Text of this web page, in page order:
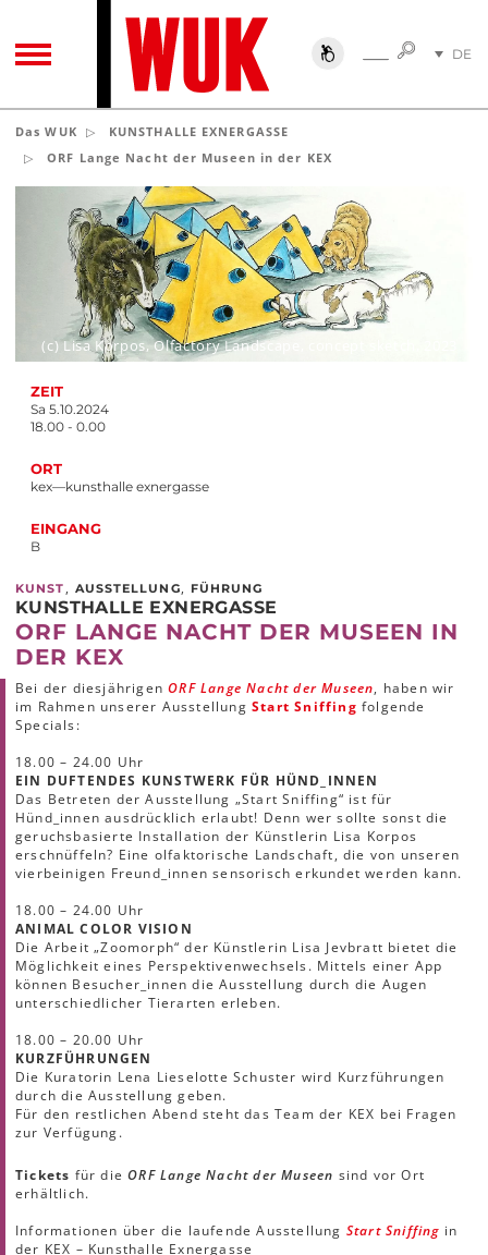
TOGGLE NAVIGATIONSUCHESUCHE
DE
Das WUK
KUNSTHALLE EXNERGASSE
ORF Lange Nacht der Museen in der KEX
ZEIT
Sa 5.10.2024
18.00 - 0.00
ORT
kex—kunsthalle exnergasse
EINGANG
B
(c) Lisa Korpos, Olfactory Landscape, concept sketch, 2023
KUNST , AUSSTELLUNG, FÜHRUNG
KUNSTHALLE EXNERGASSE
ORF LANGE NACHT DER MUSEEN IN
DER KEX
Bei der diesjährigenORF Lange Nacht der Museen, haben wir
im Rahmen unserer Ausstellung Start Sniffing folgende
Specials:
18.00 ­­­– 24.00 Uhr
EIN DUFTENDES KUNSTWERK FÜR HÜND_INNEN
Das Betreten der Ausstellung „Start Sniffing“ ist für
Hünd_innen ausdrücklich erlaubt! Denn wer sollte sonst die
geruchsbasierte Installation der Künstlerin Lisa Korpos
erschnüffeln? Eine olfaktorische Landschaft, die von unseren
vierbeinigen Freund_innen sensorisch erkundet werden kann.
18.00 ­­­– 24.00 Uhr
ANIMAL COLOR VISION
Die Arbeit „Zoomorph“ der Künstlerin Lisa Jevbratt bietet die
Möglichkeit eines Perspektivenwechsels. Mittels einer App
können Besucher_innen die Ausstellung durch die Augen
unterschiedlicher Tierarten erleben.
18.00 ­­­– 20.00 Uhr
KURZFÜHRUNGEN
Die Kuratorin Lena Lieselotte Schuster wird Kurzführungen
durch die Ausstellung geben.
Für den restlichen Abend steht das Team der KEX bei Fragen
zur Verfügung.
Tickets für dieORF Lange Nacht der Museen sind vor Ort
erhältlich.
Informationen über die laufende Ausstellung Start Sniffing in
der KEX ­­– Kunsthalle Exnergasse